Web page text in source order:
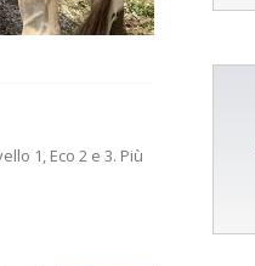
1, Eco 2 e 3. Più